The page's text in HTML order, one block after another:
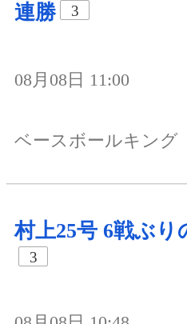
連勝
3
08月08日 11:00
ベースボールキング
村上25号 6戦ぶり
3